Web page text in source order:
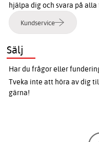
hjälpa dig och svara på
Kundservice
Sälj
Har du frågor eller
Tveka inte att höra av dig
gärna!